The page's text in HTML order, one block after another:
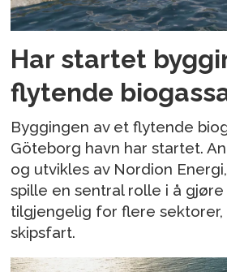
Har startet
flytende
Byggingen av et flytende
Göteborg havn har startet.
og utvikles av Nordion
spille en sentral rolle i å gjøre
tilgjengelig for flere sektorer,
skipsfart.